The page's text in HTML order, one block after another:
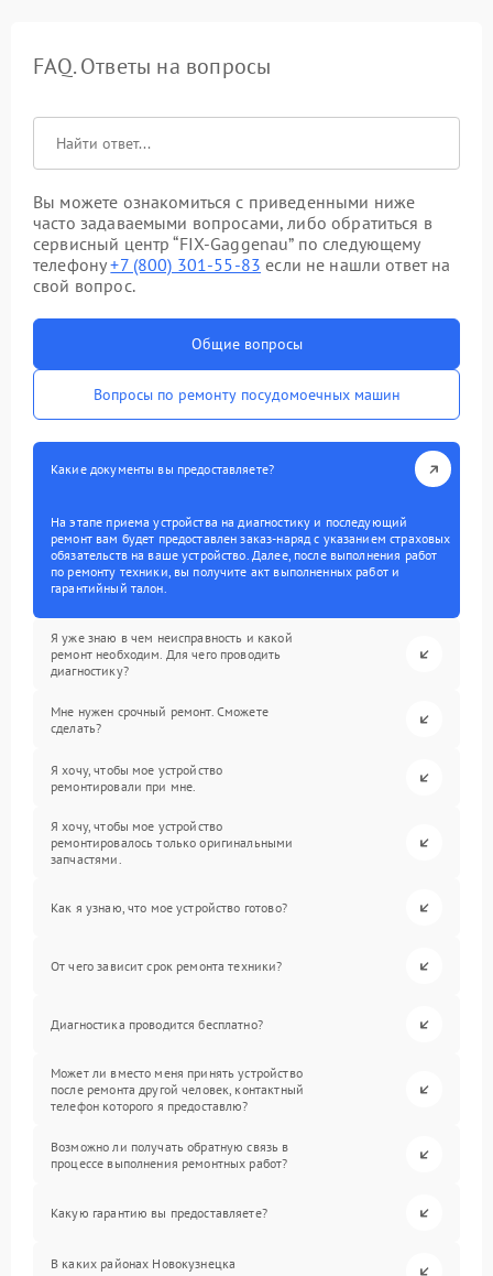
FAQ. Ответы на вопросы
Вы можете ознакомиться с приведенными ниже
часто задаваемыми вопросами, либо обратиться в
сервисный центр “FIX-Gaggenau” по следующему
телефону+7 (800) 301-55-83 если не нашли ответ на
свой вопрос.
Общие вопросы
Вопросы по ремонту посудомоечных машин
Какие документы вы предоставляете?
На этапе приема устройства на диагностику и последующий
ремонт вам будет предоставлен заказ-наряд с указанием страховых
обязательств на ваше устройство. Далее, после выполнения работ
по ремонту техники, вы получите акт выполненных работ и
гарантийный талон.
Я уже знаю в чем неисправность и какой
ремонт необходим. Для чего проводить
диагностику?
Мне нужен срочный ремонт. Сможете
сделать?
Я хочу, чтобы мое устройство
ремонтировали при мне.
Я хочу, чтобы мое устройство
ремонтировалось только оригинальными
запчастями.
Как я узнаю, что мое устройство готово?
От чего зависит срок ремонта техники?
Диагностика проводится бесплатно?
Может ли вместо меня принять устройство
после ремонта другой человек, контактный
телефон которого я предоставлю?
Возможно ли получать обратную связь в
процессе выполнения ремонтных работ?
Какую гарантию вы предоставляете?
В каких районах Новокузнецка